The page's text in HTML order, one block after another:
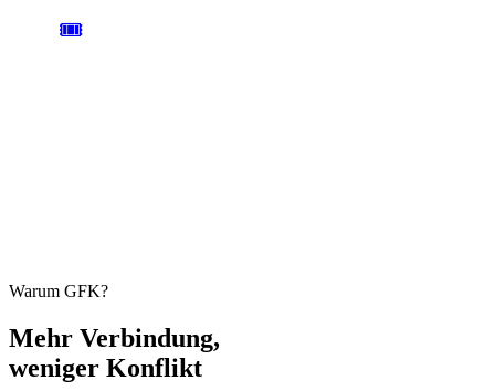
🎟️
Warum GFK?
Mehr Verbindung,
weniger Konflikt